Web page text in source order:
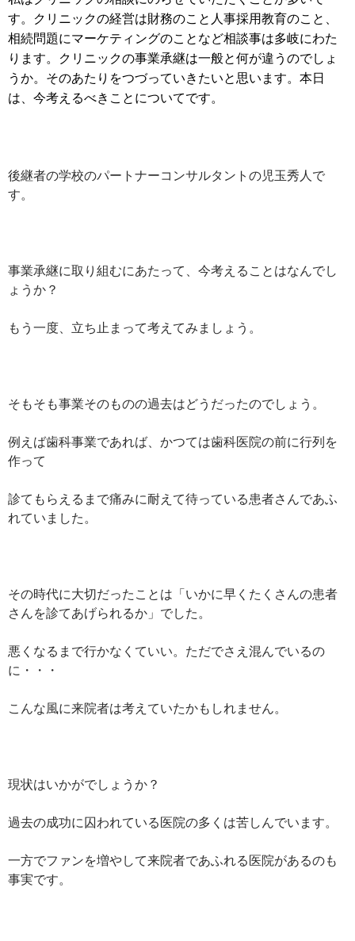
す。クリニックの経営は財務のこと人事採用教育のこと、
相続問題にマーケティングのことなど相談事は多岐にわた
ります。クリニックの事業承継は一般と何が違うのでしょ
うか。そのあたりをつづっていきたいと思います。本日
は、今考えるべきことについてです。
後継者の学校のパートナーコンサルタントの児玉秀人で
す。
事業承継に取り組むにあたって、今考えることはなんでし
ょうか？
もう一度、立ち止まって考えてみましょう。
そもそも事業そのものの過去はどうだったのでしょう。
例えば歯科事業であれば、かつては歯科医院の前に行列を
作って
診てもらえるまで痛みに耐えて待っている患者さんであふ
れていました。
その時代に大切だったことは「いかに早くたくさんの患者
さんを診てあげられるか」でした。
悪くなるまで行かなくていい。ただでさえ混んでいるの
に・・・
こんな風に来院者は考えていたかもしれません。
現状はいかがでしょうか？
過去の成功に囚われている医院の多くは苦しんでいます。
一方でファンを増やして来院者であふれる医院があるのも
事実です。